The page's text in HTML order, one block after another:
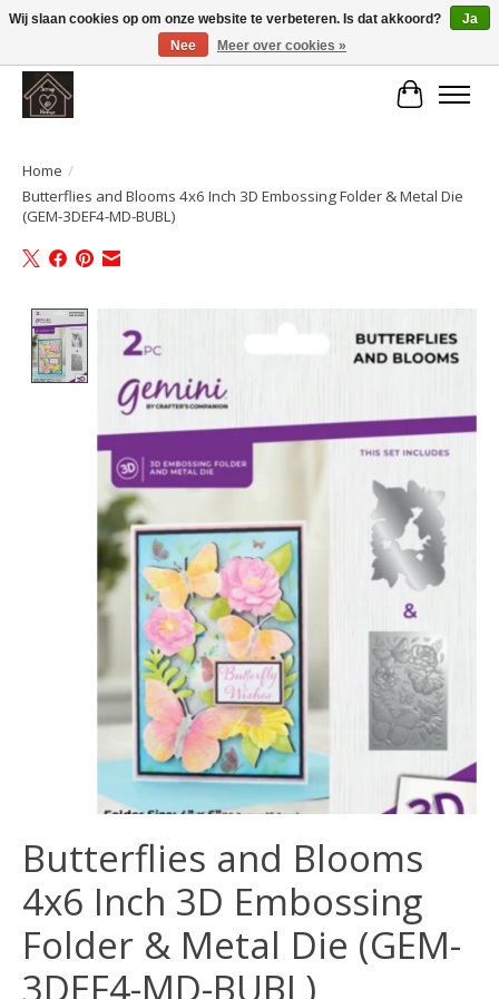
Large selection of products and fast shipping!
Home /
Butterflies and Blooms 4x6 Inch 3D Embossing Folder & Metal Die
(GEM-3DEF4-MD-BUBL)
Butterflies and Blooms
4x6 Inch 3D Embossing
Folder & Metal Die (GEM-
3DEF4-MD-BUBL)
Wij slaan cookies op om onze website te verbeteren. Is dat akkoord?
Ja
Nee
Meer over cookies »